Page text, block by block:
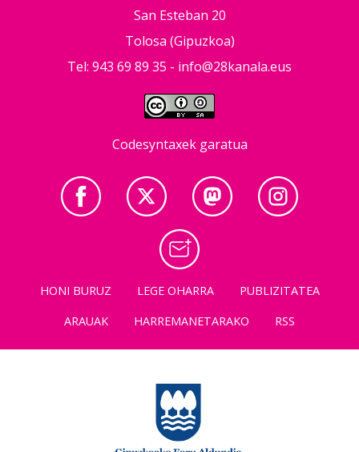
San Esteban 20
Tolosa (Gipuzkoa)
Tel: 943 69 89 35 - info@28kanala.eus
Codesyntaxek garatua
HONI BURUZ LEGE OHARRA
PUBLIZITATEA
ARAUAK
HARREMANETARAKO RSS